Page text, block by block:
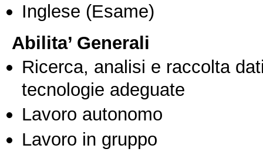
Inglese (Esame)
Abilita’ Generali
Ricerca, analisi e raccolta
tecnologie adeguate
Lavoro autonomo
Lavoro in gruppo